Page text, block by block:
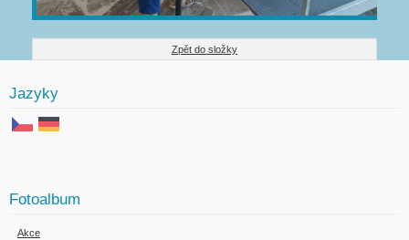
Zpět do složky
Jazyky
Fotoalbum
Akce